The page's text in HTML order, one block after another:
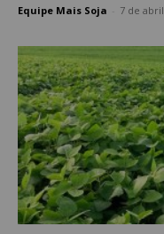
Equipe Mais Soja 7 de